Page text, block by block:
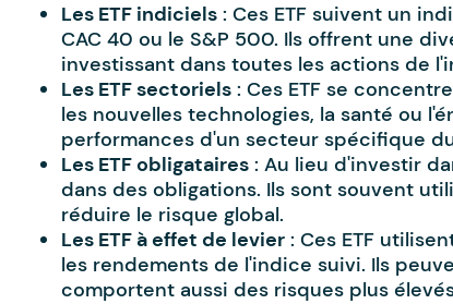
Les ETF indiciels: Ces ETF suivent un
CAC 40 ou le S&P 500. Ils offrent une
investissant dans toutes les actions de
Les ETF sectoriels: Ces ETF se
les nouvelles technologies, la santé ou
performances d'un secteur spécifique
Les ETF obligataires: Au lieu d'investir
dans des obligations. Ils sont souvent
réduire le risque global.
Les ETF à effet de levier: Ces ETF
les rendements de l'indice suivi. Ils
comportent aussi des risques plus